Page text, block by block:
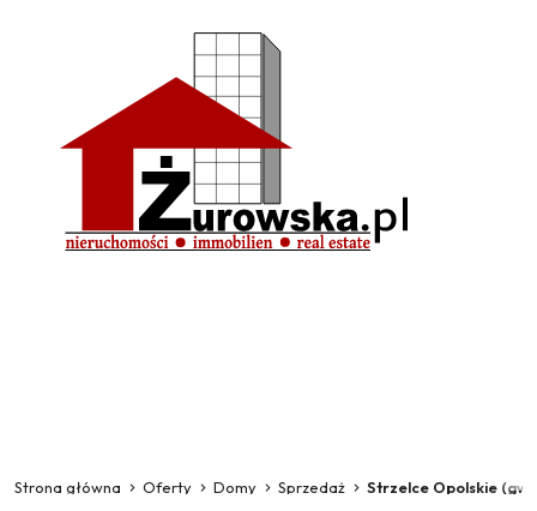
Strona główna Oferty Domy Sprzedaż Strzelce Opolskie (gw)